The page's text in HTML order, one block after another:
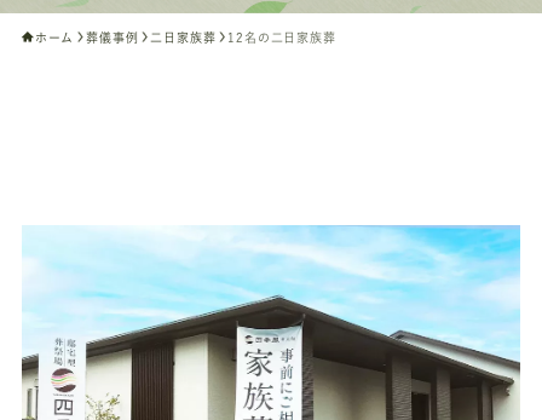
ホーム 葬儀事例 二日家族葬 12名の二日家族葬